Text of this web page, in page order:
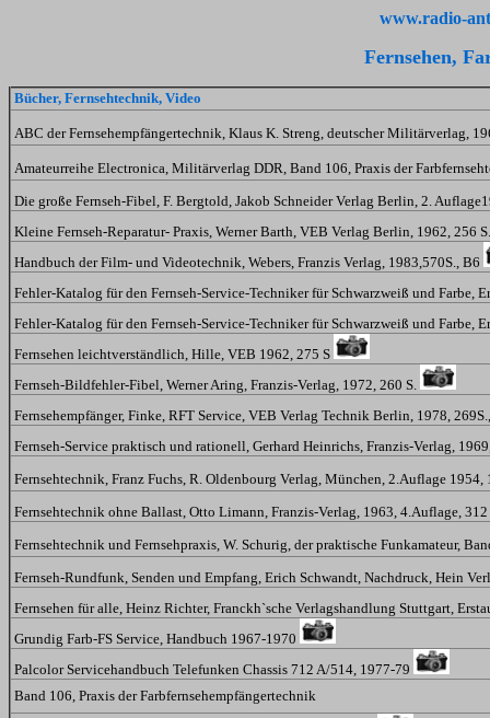
www.radio-
Fernsehen,
Bücher, Fernsehtechnik, Video
ABC der Fernsehempfängertechnik, Klaus K. Streng, deutscher Militärverlag,
Amateurreihe Electronica, Militärverlag DDR, Band 106, Praxis der
Die große Fernseh-Fibel, F. Bergtold, Jakob Schneider Verlag Berlin, 2.
Kleine Fernseh-Reparatur- Praxis, Werner Barth, VEB Verlag Berlin, 1962, 256
Handbuch der Film- und Videotechnik, Webers, Franzis Verlag, 1983,570S., B6
Fehler-Katalog für den Fernseh-Service-Techniker für Schwarzweiß und Farbe,
Fehler-Katalog für den Fernseh-Service-Techniker für Schwarzweiß und Farbe,
Fernsehen leichtverständlich, Hille, VEB 1962, 275 S
Fernseh-Bildfehler-Fibel, Werner Aring, Franzis-Verlag, 1972, 260 S.
Fernsehempfänger, Finke, RFT Service, VEB Verlag Technik Berlin, 1978,
Fernseh-Service praktisch und rationell, Gerhard Heinrichs, Franzis-Verlag,
Fernsehtechnik, Franz Fuchs, R. Oldenbourg Verlag, München, 2.Auflage 1954,
Fernsehtechnik ohne Ballast, Otto Limann, Franzis-Verlag, 1963, 4.Auflage,
Fernsehtechnik und Fernsehpraxis, W. Schurig, der praktische Funkamateur,
Fernseh-Rundfunk, Senden und Empfang, Erich Schwandt, Nachdruck, Hein
Fernsehen für alle, Heinz Richter, Franckh`sche Verlagshandlung Stuttgart,
Grundig Farb-FS Service, Handbuch 1967-1970
Palcolor Servicehandbuch Telefunken Chassis 712 A/514, 1977-79
Band 106, Praxis der Farbfernsehempfängertechnik